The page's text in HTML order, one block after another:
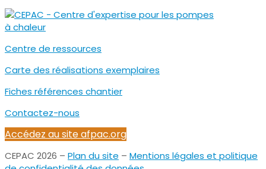
Centre de ressources
Carte des réalisations exemplaires
Fiches références chantier
Contactez-nous
Accédez au site afpac.org
CEPAC 2026 – Plan du site – Mentions légales et politique